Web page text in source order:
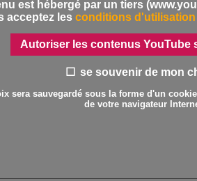
est hébergé par un tiers
acceptez les conditions d'utilisation
Autoriser les contenus YouTube
se souvenir de mon
sera sauvegardé sous la forme d'un
de votre navigateur